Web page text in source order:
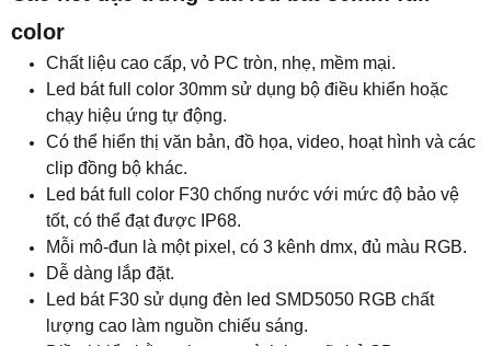
color
Chất liệu cao cấp, vỏ PC tròn, nhẹ, mềm mại.
Led bát full color 30mm sử dụng bộ điều khiển hoặc
chạy hiệu ứng tự động.
Có thể hiển thị văn bản, đồ họa, video, hoạt hình và các
clip đồng bộ khác.
Led bát full color F30 chống nước với mức độ bảo vệ
tốt, có thể đạt được IP68.
Mỗi mô-đun là một pixel, có 3 kênh dmx, đủ màu RGB.
Dễ dàng lắp đặt.
Led bát F30 sử dụng đèn led SMD5050 RGB chất
lượng cao làm nguồn chiếu sáng.